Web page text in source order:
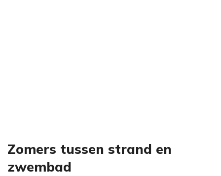
Zomers tussen strand en
zwembad